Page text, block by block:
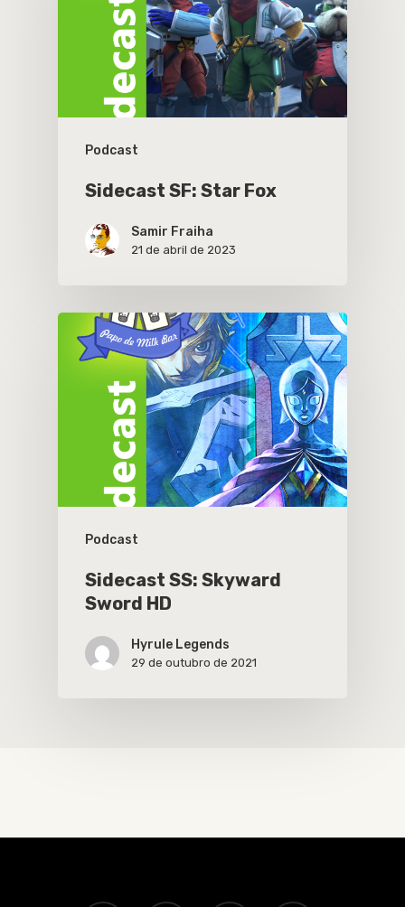
Podcast
Sidecast SF: Star Fox
Samir Fraiha
21 de abril de 2023
Podcast
Sidecast SS: Skyward
Sword HD
Hyrule Legends
29 de outubro de 2021